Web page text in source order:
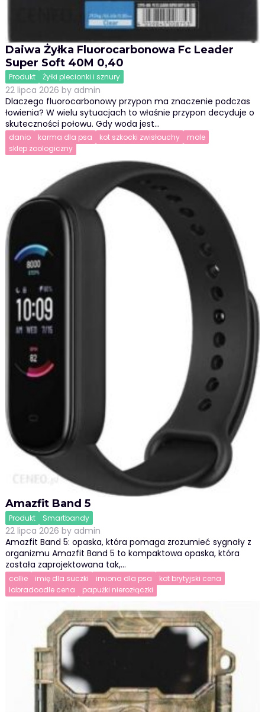
Daiwa Żyłka Fluorocarbonowa Fc Leader
Super Soft 40M 0,40
Produkt Żyłki plecionki i sznury
22 lipca 2026 by admin
Dlaczego fluorocarbonowy przypon ma znaczenie podczas
łowienia? W wielu sytuacjach to właśnie przypon decyduje o
skuteczności połowu. Gdy woda jest…
danio karma dla psa kot szkocki zwisłouchy
mole
sklep zoologiczny
Amazfit Band 5
Produkt Smartbandy
22 lipca 2026 by admin
Amazfit Band 5: opaska, która pomaga zrozumieć sygnały z
organizmu Amazfit Band 5 to kompaktowa opaska, która
została zaprojektowana tak,…
collie imię dla suczki imiona dla psa
kot brytyjski cena
labradoodle cena
papużki nierozłączki